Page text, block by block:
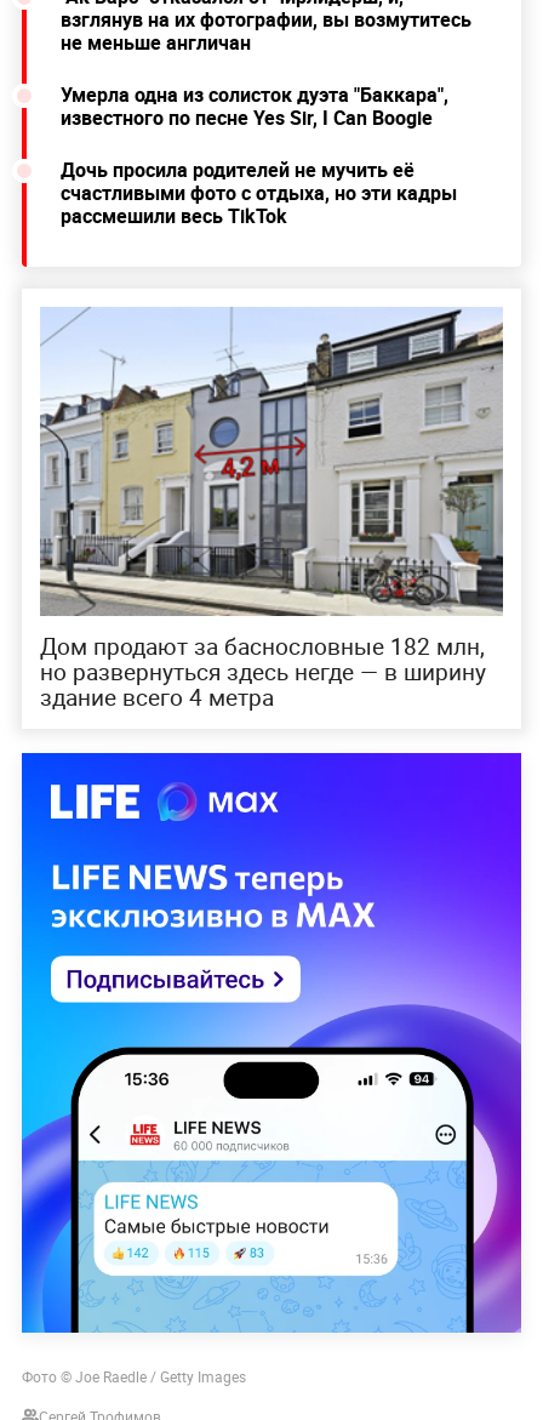
взглянув на их фотографии, вы возмутитесь
не меньше англичан
Умерла одна из солисток дуэта "Баккара",
известного по песне Yes Sir, I Can Boogie
Дочь просила родителей не мучить её
счастливыми фото с отдыха, но эти кадры
рассмешили весь TikTok
Дом продают за баснословные 182 млн,
но развернуться здесь негде — в ширину
здание всего 4 метра
Фото © Joe Raedle / Getty Images